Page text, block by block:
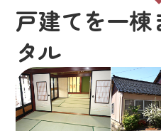
戸建てを一棟
タル